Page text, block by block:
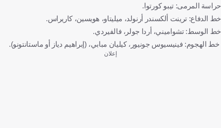
حراسة المرمى: تيبو كورتوا.
خط الدفاع: ترينت ألكسندر أرنولد، ميليتاو، هويسين، كاريراس.
خط الوسط: تشواميني، أردا جولر، فالفيردي.
خط الهجوم: فينيسيوس جونيور، كيليان مبابي، (إبراهيم دياز أو ماستانتونو).
إعلان